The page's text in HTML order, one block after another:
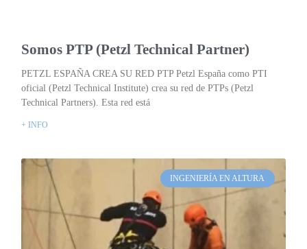
Somos PTP (Petzl Technical Partner)
PETZL ESPAÑA CREA SU RED PTP Petzl España como PTI
oficial (Petzl Technical Institute) crea su red de PTPs (Petzl
Technical Partners). Esta red está
+ INFO
INGENIERÍA EN ALTURA